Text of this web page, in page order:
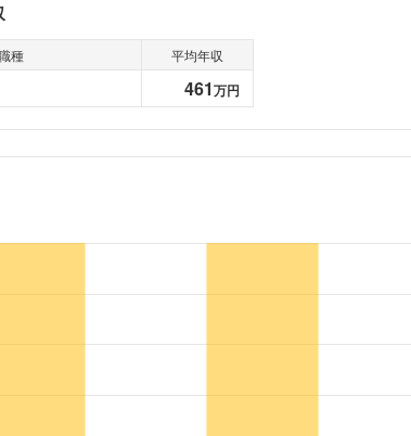
種 平均年収
461万円